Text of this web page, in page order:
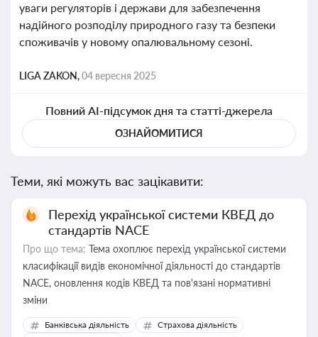
уваги регуляторів і держави для забезпечення
надійного розподілу природного газу та безпеки
споживачів у новому опалювальному сезоні.
LIGA ZAKON,04 вересня 2025
Повний AI-підсумок дня та статті-джерела
ОЗНАЙОМИТИСЯ
Теми, які можуть вас зацікавити:
Перехід української системи КВЕД до
стандартів NACE
Про що тема: Тема охоплює перехід української системи
класифікації видів економічної діяльності до стандартів
NACE, оновлення кодів КВЕД та пов'язані нормативні
зміни
Банківська діяльність
Страхова діяльність